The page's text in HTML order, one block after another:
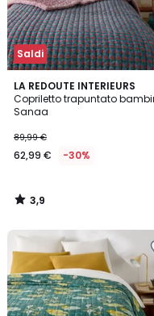
Saldi
LA REDOUTE INTERIEURS
Copriletto trapuntato
Sanaa
89,99 €
62,99 € -30%
3,9
/ 5
3,9
/